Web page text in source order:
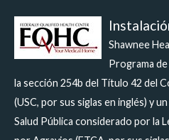
Shawnee
Programa
la sección 254b del Título 42 del
(USC, por sus siglas en inglés) y
Salud Pública considerado por la